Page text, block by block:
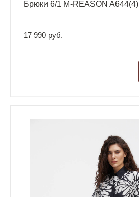
Брюки 6/1 M-REASON A644(4)
17 990 руб.